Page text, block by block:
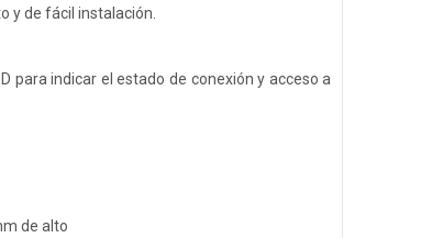
y de fácil instalación.
para indicar el estado de conexión y acceso a
de alto